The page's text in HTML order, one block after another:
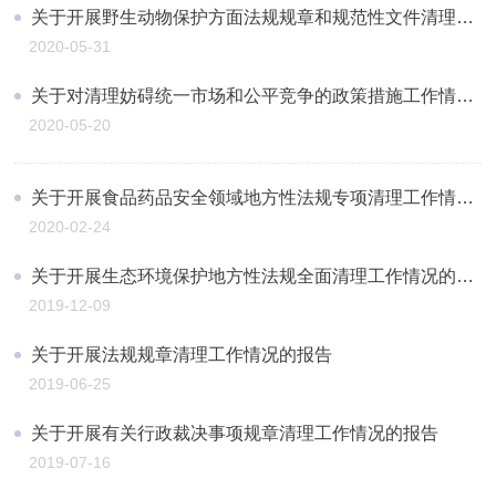
关于开展野生动物保护方面法规规章和规范性文件清理工作情况的报告
2020-05-31
关于对清理妨碍统一市场和公平竞争的政策措施工作情况的报告
2020-05-20
关于开展食品药品安全领域地方性法规专项清理工作情况的报告
2020-02-24
关于开展生态环境保护地方性法规全面清理工作情况的报告
2019-12-09
关于开展法规规章清理工作情况的报告
2019-06-25
关于开展有关行政裁决事项规章清理工作情况的报告
2019-07-16